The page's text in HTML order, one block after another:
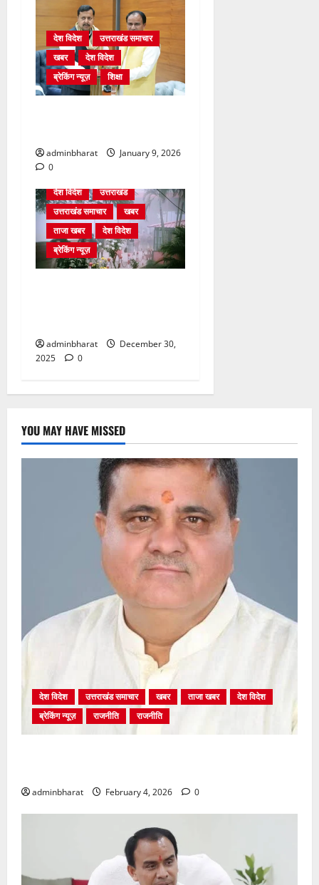
देश विदेश
उत्तराखंड समाचार
खबर
देश विदेश
ब्रेकिंग न्यूज़
शिक्षा
adminbharat
January 9, 2026
0
देश विदेश
उत्तराखंड
उत्तराखंड समाचार
खबर
ताजा खबर
देश विदेश
ब्रेकिंग न्यूज़
adminbharat
December 30,
2025
0
YOU MAY HAVE MISSED
देश विदेश उत्तराखंड समाचार खबर ताजा खबर
देश विदेश
ब्रेकिंग न्यूज़
राजनीति राजनीति
adminbharat February 4, 2026 0